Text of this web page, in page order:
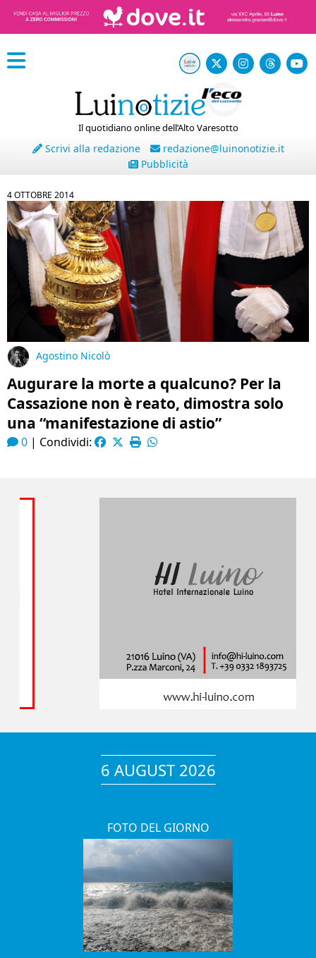
Il quotidiano online dell’Alto Varesotto
Scrivi alla redazione
redazione@luinonotizie.it
Pubblicità
4 OTTOBRE 2014
Agostino Nicolò
Augurare la morte a qualcuno? Per la
Cassazione non è reato, dimostra solo
una “manifestazione di astio”
0 | Condividi:
6 AUGUST 2026
FOTO DEL GIORNO